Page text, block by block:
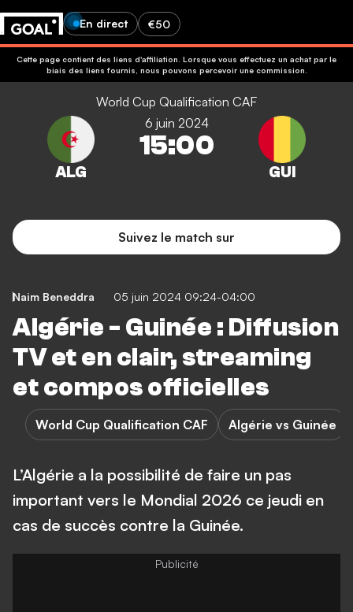
En direct €50
Cette page contient des liens d'affiliation. Lorsque vous effectuez un achat par le
biais des liens fournis, nous pouvons percevoir une commission.
World Cup Qualification CAF
6 juin 2024
15:00
Suivez le match sur
Naim Beneddra 05 juin 2024 09:24-04:00
Algérie - Guinée : Diffusion
TV et en clair, streaming
et compos officielles
World Cup Qualification CAF Algérie vs Guinée
L’Algérie a la possibilité de faire un pas
important vers le Mondial 2026 ce jeudi en
cas de succès contre la Guinée.